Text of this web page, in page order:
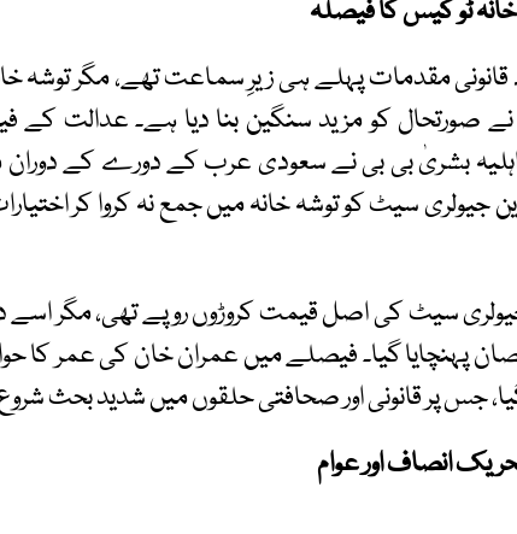
ٹو کیس کا فیصلہ
مقدمات پہلے ہی زیرِ سماعت تھے، مگر توشہ
کی سزا نے صورتحال کو مزید سنگین بنا دیا ہے۔ عدالت
بشریٰ بی بی نے سعودی عرب کے دورے کے دوران
سیٹ کو توشہ خانہ میں جمع نہ کروا کر
سیٹ کی اصل قیمت کروڑوں روپے تھی، مگر اسے
پہنچایا گیا۔ فیصلے میں عمران خان کی عمر کا
جس پر قانونی اور صحافتی حلقوں میں شدید بحث
انصاف اور عوام